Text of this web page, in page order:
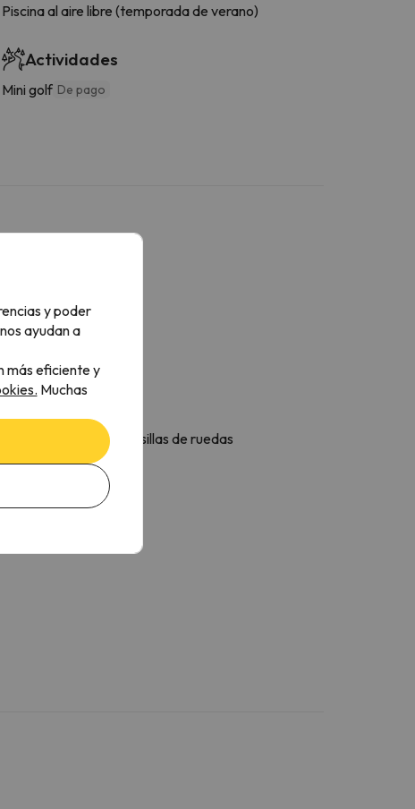
Piscina al aire libre (temporada de verano)
Actividades
Mini golf De pago
WC
Ducha
Ducha o bañera
Baño privado
Papel higiénico
Ducha adaptada para sillas de ruedas
Ducha a ras de suelo
y poder
ayudan a
más eficiente y
Muchas